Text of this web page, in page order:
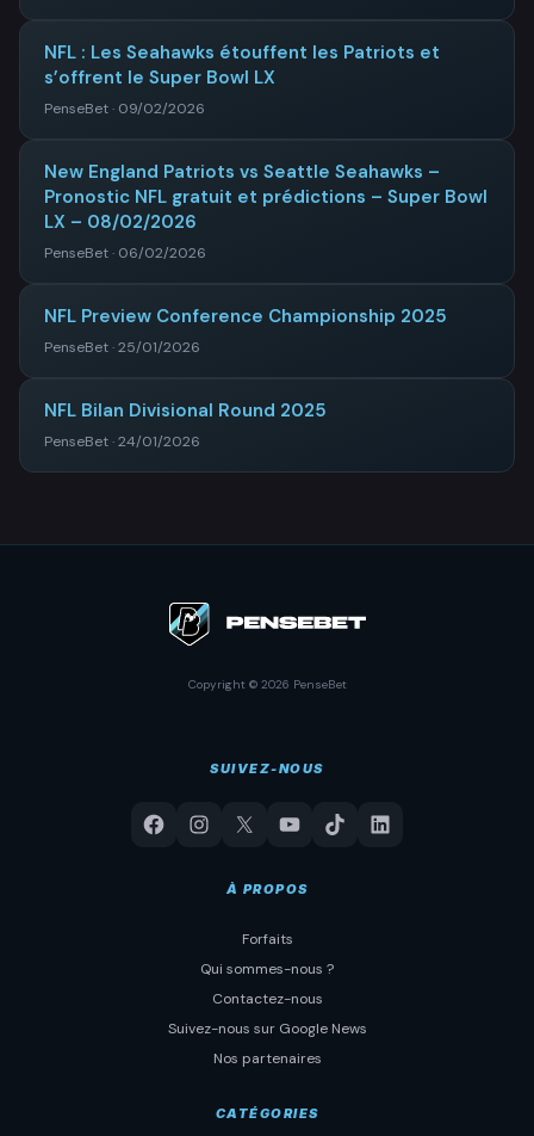
NFL : Les Seahawks étouffent les Patriots et
s’offrent le Super Bowl LX
PenseBet · 09/02/2026
New England Patriots vs Seattle Seahawks –
Pronostic NFL gratuit et prédictions – Super Bowl
LX – 08/02/2026
PenseBet · 06/02/2026
NFL Preview Conference Championship 2025
PenseBet · 25/01/2026
NFL Bilan Divisional Round 2025
PenseBet · 24/01/2026
Copyright © 2026 PenseBet
SUIVEZ-NOUS
À PROPOS
Forfaits
Qui sommes-nous ?
Contactez-nous
Suivez-nous sur Google News
Nos partenaires
CATÉGORIES